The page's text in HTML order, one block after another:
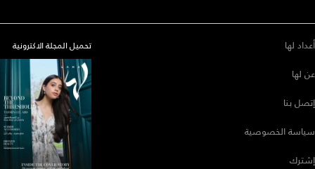
أعداد لها
عن لها
إتصل بنا
سياسة الخصوصية
إشترك
تحميل المجلة الاكترونية